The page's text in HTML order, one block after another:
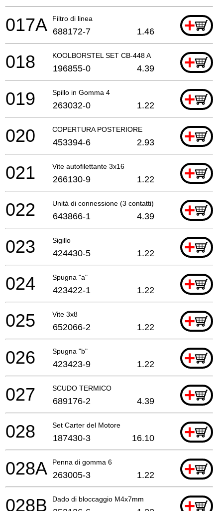
Filtro di linea +
017A 688172-7 1.46
KOOLBORSTEL SET CB-448 A +
018 196855-0 4.39
Spillo in Gomma 4 +
019 263032-0 1.22
COPERTURA POSTERIORE +
020 453394-6 2.93
Vite autofilettante 3x16 +
021 266130-9 1.22
Unità di connessione (3 contatti) +
022 643866-1 4.39
Sigillo +
023 424430-5 1.22
Spugna "a" +
024 423422-1 1.22
Vite 3x8 +
025 652066-2 1.22
Spugna "b" +
026 423423-9 1.22
SCUDO TERMICO +
027 689176-2 4.39
Set Carter del Motore +
028 187430-3 16.10
Penna di gomma 6 +
028A 263005-3 1.22
Dado di bloccaggio M4x7mm +
028B